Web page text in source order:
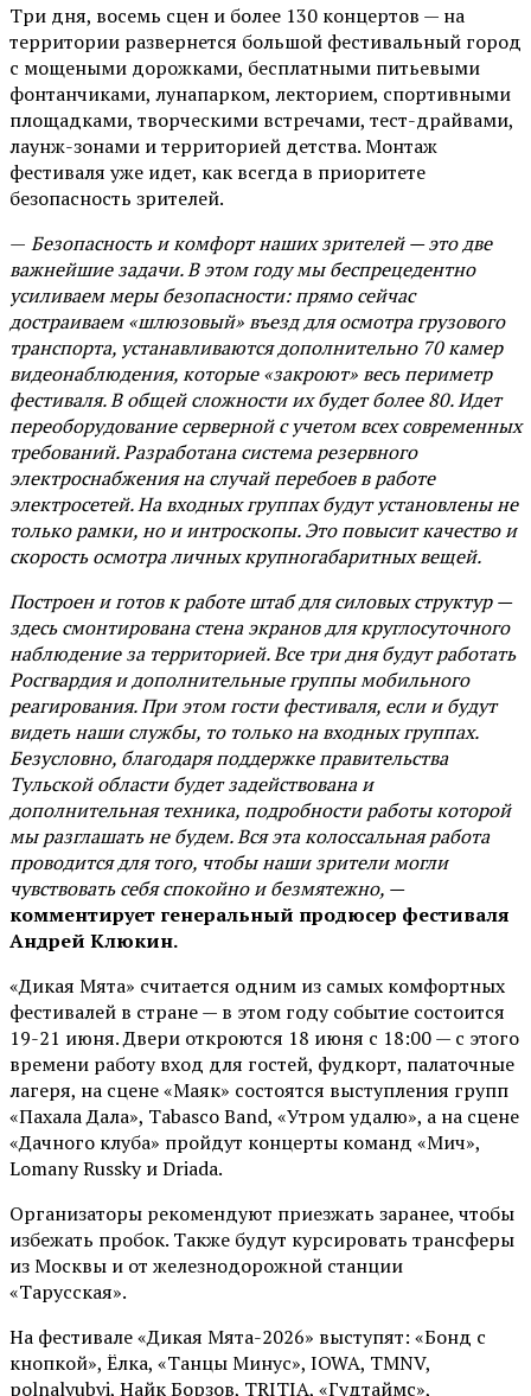
Три дня, восемь сцен и более 130 концертов — на
территории развернется большой фестивальный город
с мощеными дорожками, бесплатными питьевыми
фонтанчиками, лунапарком, лекторием, спортивными
площадками, творческими встречами, тест-драйвами,
лаунж-зонами и территорией детства. Монтаж
фестиваля уже идет, как всегда в приоритете
безопасность зрителей.
— Безопасность и комфорт наших зрителей — это две
важнейшие задачи. В этом году мы беспрецедентно
усиливаем меры безопасности: прямо сейчас
достраиваем «шлюзовый» въезд для осмотра грузового
транспорта, устанавливаются дополнительно 70 камер
видеонаблюдения, которые «закроют» весь периметр
фестиваля. В общей сложности их будет более 80. Идет
переоборудование серверной с учетом всех современных
требований. Разработана система резервного
электроснабжения на случай перебоев в работе
электросетей. На входных группах будут установлены не
только рамки, но и интроскопы. Это повысит качество и
скорость осмотра личных крупногабаритных вещей.
Построен и готов к работе штаб для силовых структур —
здесь смонтирована стена экранов для круглосуточного
наблюдение за территорией. Все три дня будут работать
Росгвардия и дополнительные группы мобильного
реагирования. При этом гости фестиваля, если и будут
видеть наши службы, то только на входных группах.
Безусловно, благодаря поддержке правительства
Тульской области будет задействована и
дополнительная техника, подробности работы которой
мы разглашать не будем. Вся эта колоссальная работа
проводится для того, чтобы наши зрители могли
чувствовать себя спокойно и безмятежно, —
комментирует генеральный продюсер фестиваля
Андрей Клюкин.
«Дикая Мята» считается одним из самых комфортных
фестивалей в стране — в этом году событие состоится
19-21 июня. Двери откроются 18 июня с 18:00 — с этого
времени работу вход для гостей, фудкорт, палаточные
лагеря, на сцене «Маяк» состоятся выступления групп
«Пахала Дала», Tabasco Band, «Утром удалю», а на сцене
«Дачного клуба» пройдут концерты команд «Мич»,
Lomany Russky и Driada.
Организаторы рекомендуют приезжать заранее, чтобы
избежать пробок. Также будут курсировать трансферы
из Москвы и от железнодорожной станции
«Тарусская».
На фестивале «Дикая Мята-2026» выступят: «Бонд с
кнопкой», Ёлка, «Танцы Минус», IOWA, TMNV,
polnalyubvi, Найк Борзов, TRITIA, «Гудтаймс»,